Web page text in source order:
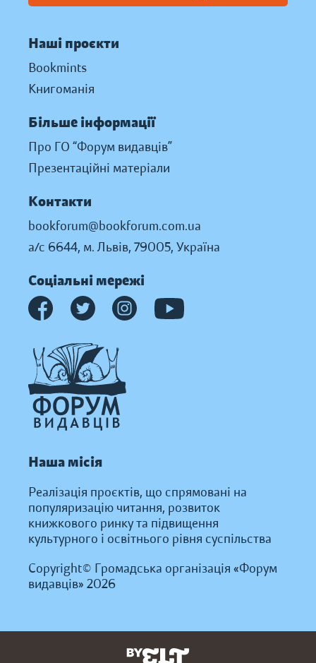
Наші проєкти
Bookmints
Книгоманія
Більше інформації
Про ГО “Форум видавців”
Презентаційні матеріали
Контакти
bookforum@bookforum.com.ua
а/с 6644, м. Львів, 79005, Україна
Соціальні мережі
Наша місія
Реалізація проєктів, що спрямовані на
популяризацію читання, розвиток
книжкового ринку та підвищення
культурного і освітнього рівня суспільства
Copyright© Громадська організація «Форум
видавців» 2026